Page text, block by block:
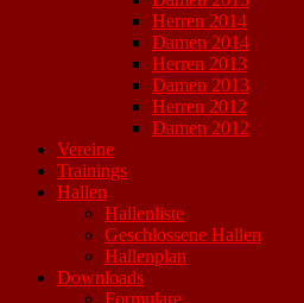
Herren 2014
Damen 2014
Herren 2013
Damen 2013
Herren 2012
Damen 2012
Vereine
Trainings
Hallen
Hallenliste
Geschlossene Hallen
Hallenplan
Downloads
Formulare